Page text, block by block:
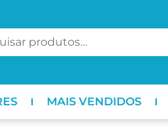
MAIS VENDIDOS